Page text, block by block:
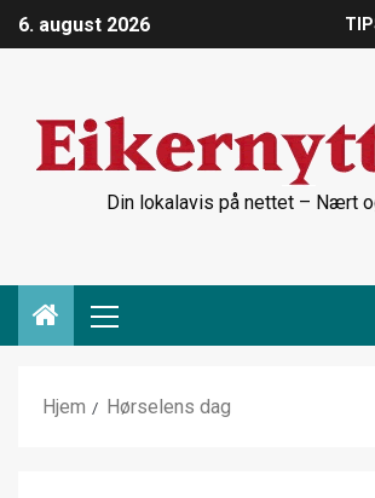
6. august 2026
Din lokalavis på nettet – Nært
Hjem Hørselens dag